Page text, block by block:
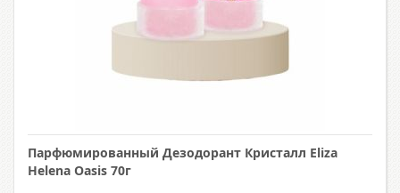
Парфюмированный Дезодорант Кристалл Eliza
Helena Oasis 70г